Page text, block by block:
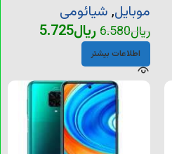
موبایل,شیائومی
ریال6.580ریال5.725
اطلاعات بیشتر